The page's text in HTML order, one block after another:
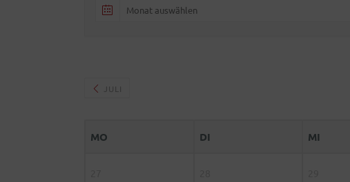
JULI
MO DI MI